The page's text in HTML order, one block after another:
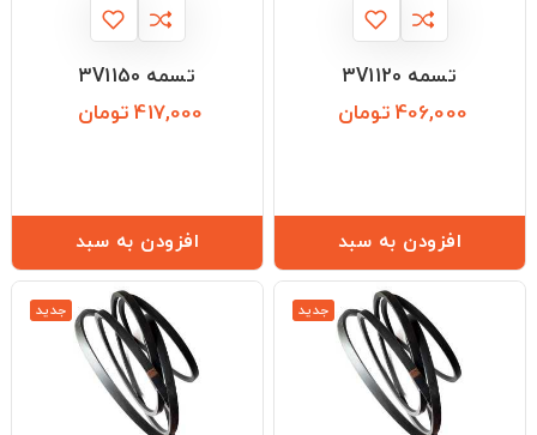
تسمه 3V1120
406,000 تومان
افزودن به سبد
تسمه 3V1150
417,000 تومان
افزودن به سبد
جدید جدید